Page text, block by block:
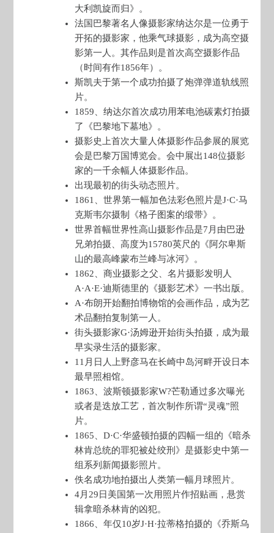
大利凯旋而归》。
法国巴黎著名人像摄影家纳达尔是一位勇于
开拓的摄影家，他乘气球摄影，成为高空摄
影第一人。其作品则是首次高空摄影作品
（时间有作1856年）。
斯凯夫于第一个成功拍摄了炮弹弹道轨线照
片。
1859、纳达尔首次成功用苯电池碳素灯拍摄
了《巴黎地下墓地》。
摄影史上首次大量人体摄影作品参展的展览
会是巴黎万国博览会。会中展出148位摄影
家的一千余幅人体摄影作品。
出现最初的街头动态照片。
1861、世界第一幅加色法彩色照片是J·C·马
克斯韦尔摄制《格子图案的缎带》。
世界首幅世界性高山摄影作品是7月由巴逊
兄弟拍摄、高度为15780英尺的《阿尔卑斯
山的最高峰蒙布兰峰与冰河》。
1862、商业摄影之父、名片摄影发明人
A·A·E·迪斯德里的《摄影艺术》一书出版。
A·布朗开始翻拍博物馆的会画作品，成为艺
术品翻拍复制第一人。
街头摄影家G·汤姆逊开始街头拍摄，成为最
早实录生活的摄影家。
11月日人上野彦马在长崎中岛河畔开设日本
最早照相馆。
1863、波斯顿摄影家W?芒勒通过多次曝光
或者是迭放工艺，首次制作所谓“灵魂”照
片。
1865、D·C·华盛顿拍摄的四幅一组的《暗杀
林肯总统的罪犯被处绞刑》是摄影史中第一
组系列新闻摄影照片。
佚名成功地拍摄出人类第一幅月球照片。
4月29日美国第一次用照片作招贴画，悬赏
辑拿暗杀林肯的凶犯。
1866、年仅10岁J·H·拉蒂格拍摄的《乔斯乌